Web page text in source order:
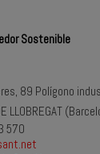
Sostenible
89 Polígono
LLOBREGAT
570